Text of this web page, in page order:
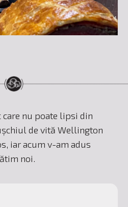
care nu poate lipsi din
de vită Wellington
iar acum v-am adus
noi.